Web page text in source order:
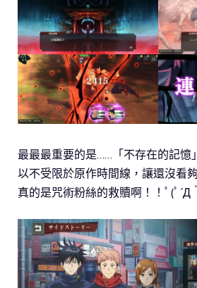
最最最重要的是……「不存在的記憶
以不受限於原作時間線，讓還沒看
真的是咒術粉絲的救贖啊！！ﾟ(ﾟ´Д